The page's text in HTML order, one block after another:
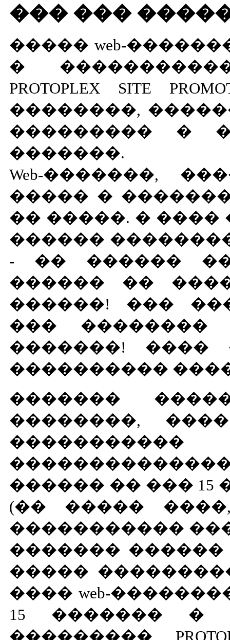
��� ���
����� web-
�
PROTOPLEX SITE
��������,
��������� �
�������.
Web-�������,
����� �
�� �����. � ����
������
- �� ������
������ ��
������! ���
��� ��������
�������! ����
����������
�������
��������, ����
������ �� ��� 15
(�� �����
�����������
������� ������
�����
���� web-
15 ������� �
���������